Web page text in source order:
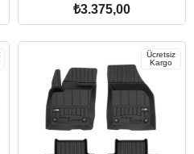
₺3.375,00
SEPETE EKLE
Ücretsiz
Kargo